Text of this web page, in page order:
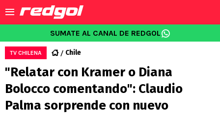
SUMATE AL CANAL DE REDGOL
TV CHILENA Chile
"Relatar con Kramer o Diana
Bolocco comentando": Claudio
Palma sorprende con nuevo